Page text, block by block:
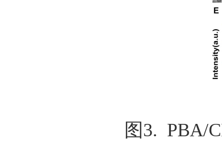
图3. PBA/